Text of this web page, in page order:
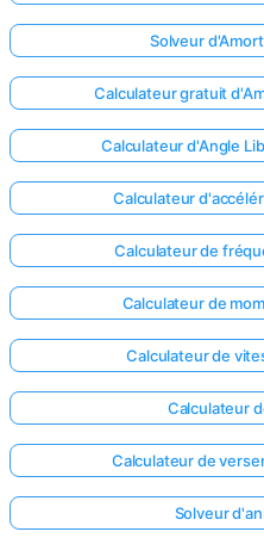
Solveur
Calculateur gratuit
Calculateur d'Angle
Calculateur
Calculateur de
Calculateur de
Calculateur de
Calculateur
Calculateur de
Solveur